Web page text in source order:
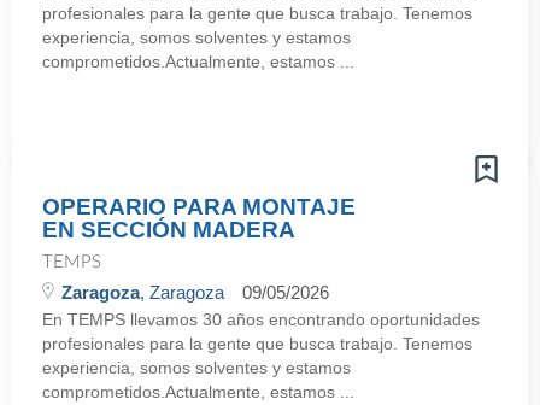
profesionales para la gente que busca trabajo. Tenemos
experiencia, somos solventes y estamos
comprometidos.Actualmente, estamos ...
OPERARIO PARA MONTAJE
EN SECCIÓN MADERA
TEMPS
Zaragoza, Zaragoza 09/05/2026
En TEMPS llevamos 30 años encontrando oportunidades
profesionales para la gente que busca trabajo. Tenemos
experiencia, somos solventes y estamos
comprometidos.Actualmente, estamos ...